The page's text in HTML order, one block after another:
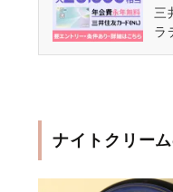
三
ラ
ナイトクリー